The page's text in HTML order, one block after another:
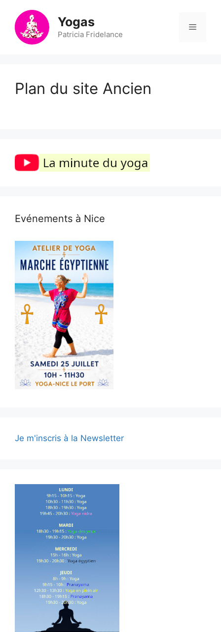
contenu
Yogas
Patricia Fridelance
Menu
Plan du site Ancien
Evénements à Nice
Je m'inscris à la Newsletter